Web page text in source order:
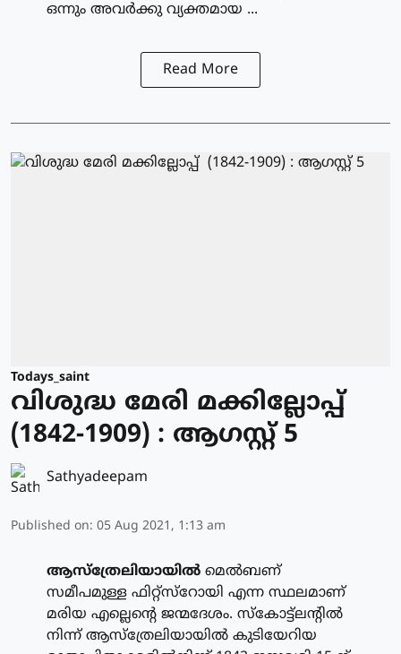
ഒന്നും അവര്‍ക്കു വ്യക്തമായ ...
Read More
Todays_saint
വിശുദ്ധ മേരി മക്കില്ലോപ്പ്
(1842-1909) : ആഗസ്റ്റ് 5
Sathyadeepam
Published on: 05 Aug 2021, 1:13 am
ആസ്‌ത്രേലിയായില്‍ മെല്‍ബണ്
സമീപമുള്ള ഫിറ്റ്‌സ്‌റോയി എന്ന സ്ഥലമാണ്
മരിയ എല്ലെന്റെ ജന്മദേശം. സ്‌കോട്ട്‌ലന്റില്‍
നിന്ന് ആസ്‌ത്രേലിയായില്‍ കുടിയേറിയ